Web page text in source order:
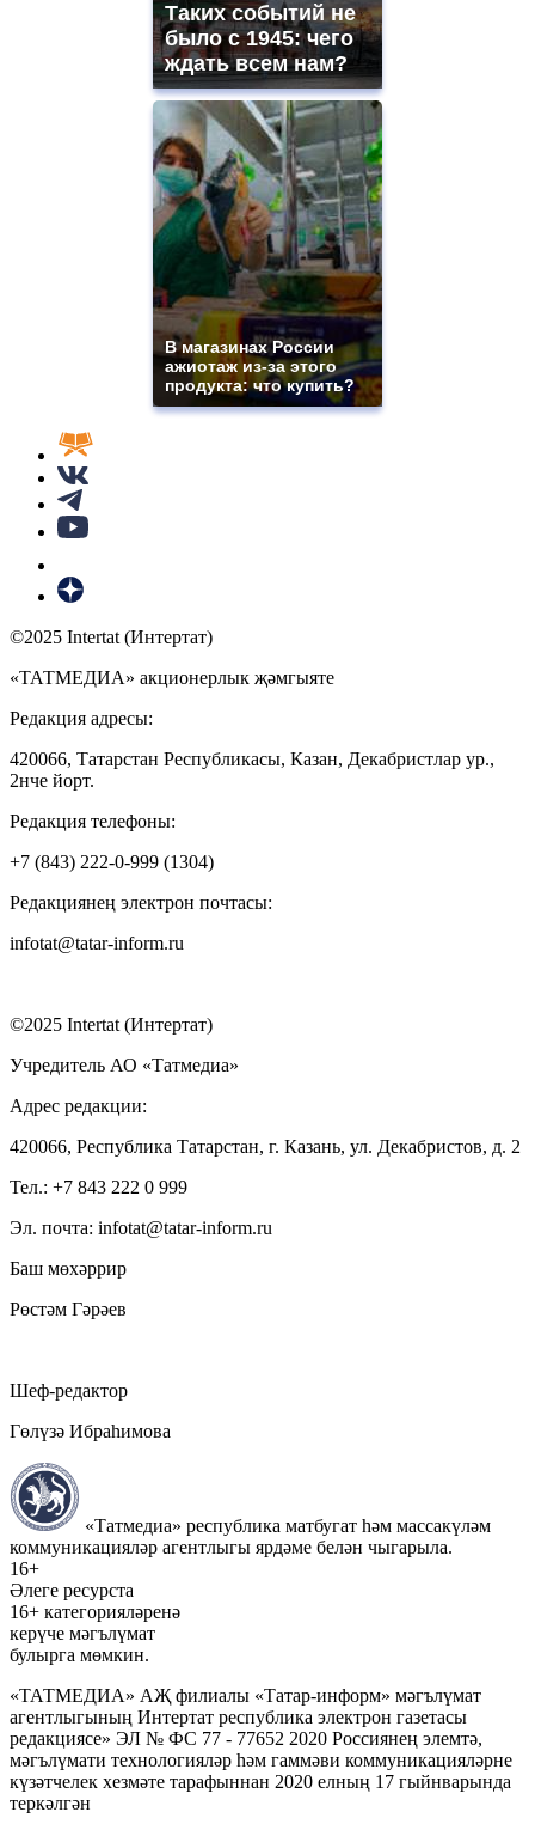
Таких событий не
было с 1945: чего
ждать всем нам?
В магазинах России
ажиотаж из-за этого
продукта: что купить?
©2025 Intertat (Интертат)
«ТАТМЕДИА» акционерлык җәмгыяте
Редакция адресы:
420066, Татарстан Республикасы, Казан, Декабристлар ур.,
2нче йорт.
Редакция телефоны:
+7 (843) 222-0-999 (1304)
Редакциянең электрон почтасы:
infotat@tatar-inform.ru
©2025 Intertat (Интертат)
Учредитель АО «Татмедиа»
Адрес редакции:
420066, Республика Татарстан, г. Казань, ул. Декабристов, д. 2
Тел.: +7 843 222 0 999
Эл. почта: infotat@tatar-inform.ru
Баш мөхәррир
Рөстәм Гәрәев
Шеф-редактор
Гөлүзә Ибраһимова
«Татмедиа» республика матбугат һәм массакүләм
коммуникацияләр агентлыгы ярдәме белән чыгарыла.
16+
Әлеге ресурста
16+ категорияләренә
керүче мәгълүмат
булырга мөмкин.
«ТАТМЕДИА» АҖ филиалы «Татар-информ» мәгълүмат
агентлыгының Интертат республика электрон газетасы
редакциясе» ЭЛ № ФС 77 - 77652 2020 Россиянең элемтә,
мәгълүмати технологияләр һәм гаммәви коммуникацияләрне
күзәтчелек хезмәте тарафыннан 2020 елның 17 гыйнварында
теркәлгән